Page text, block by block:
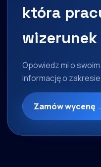
która
Opowiedz mi o
informację o
Zamów wycenę